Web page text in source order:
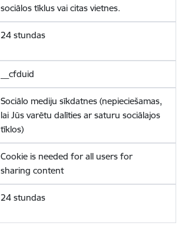
sociālos tīklus vai citas vietnes.
24 stundas
__cfduid
Sociālo mediju sīkdatnes (nepieciešamas,
lai Jūs varētu dalīties ar saturu sociālajos
tīklos)
Cookie is needed for all users for
sharing content
24 stundas